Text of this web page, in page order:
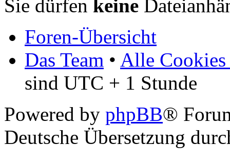
Sie dürfen keine
Foren-Übersicht
Das Team • Alle Cookies
sind UTC + 1 Stunde
Powered by phpBB®
Deutsche Übersetzung